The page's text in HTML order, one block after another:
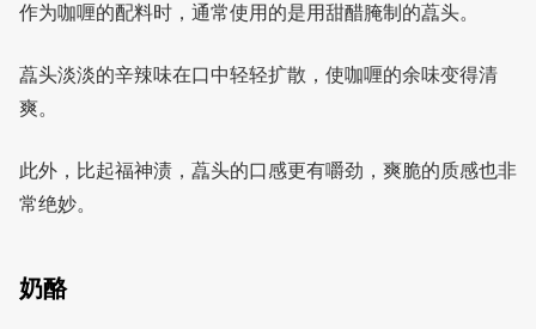
作为咖喱的配料时，通常使用的是用甜醋腌制的藠头。
藠头淡淡的辛辣味在口中轻轻扩散，使咖喱的余味变得清
爽。
此外，比起福神渍，藠头的口感更有嚼劲，爽脆的质感也非
常绝妙。
奶酪